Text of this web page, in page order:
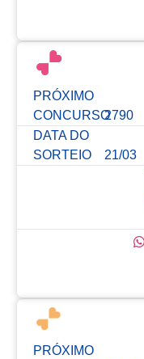
PRÓXIMO
CONCURSO2790
DATA DO
SORTEIO
21/03
PRÓXIMO